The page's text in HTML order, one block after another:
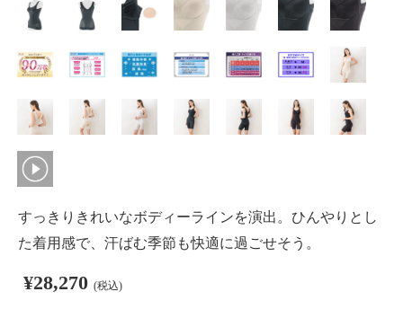
すっきりきれいなボディーラインを演出。ひんやりとし
た着用感で、汗ばむ季節も快適に過ごせそう。
¥28,270 (税込)